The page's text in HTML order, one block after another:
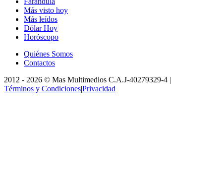
Más visto hoy
Más leídos
Dólar Hoy
Horóscopo
Quiénes Somos
Contactos
2012 - 2026 © Mas Multimedios C.A.J-40279329-4 |
Términos y Condiciones|Privacidad